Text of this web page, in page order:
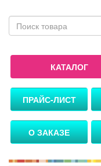
КАТАЛОГ
ПРАЙС-ЛИСТ
О ЗАКАЗЕ